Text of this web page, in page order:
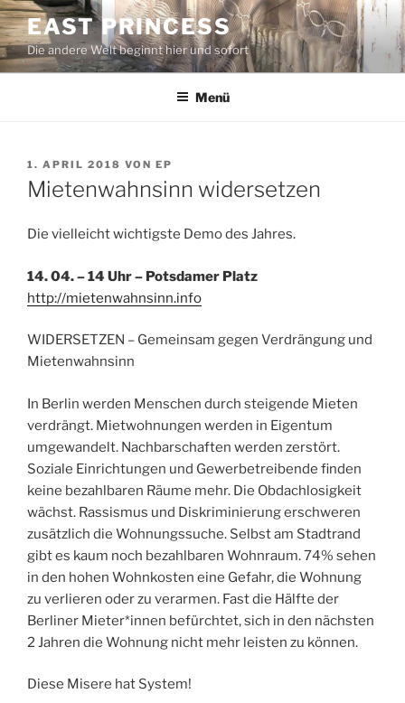
Zum
Inhalt
springen
EAST PRINCESS
Die andere Welt beginnt hier und sofort
Menü
VERÖFFENTLICHT
AM
1. APRIL 2018 VON EP
Mietenwahnsinn widersetzen
Die vielleicht wichtigste Demo des Jahres.
14. 04. – 14 Uhr – Potsdamer Platz
http://mietenwahnsinn.info
WIDERSETZEN – Gemeinsam gegen Verdrängung und
Mietenwahnsinn
In Berlin werden Menschen durch steigende Mieten
verdrängt. Mietwohnungen werden in Eigentum
umgewandelt. Nachbarschaften werden zerstört.
Soziale Einrichtungen und Gewerbetreibende finden
keine bezahlbaren Räume mehr. Die Obdachlosigkeit
wächst. Rassismus und Diskriminierung erschweren
zusätzlich die Wohnungssuche. Selbst am Stadtrand
gibt es kaum noch bezahlbaren Wohnraum. 74% sehen
in den hohen Wohnkosten eine Gefahr, die Wohnung
zu verlieren oder zu verarmen. Fast die Hälfte der
Berliner Mieter*innen befürchtet, sich in den nächsten
2 Jahren die Wohnung nicht mehr leisten zu können.
Diese Misere hat System!